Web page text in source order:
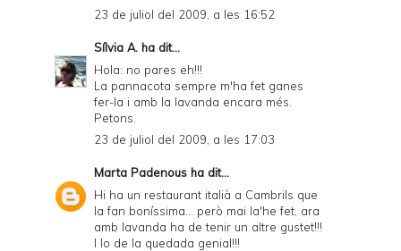
23 de juliol del 2009, a les 16:52
Sílvia A. ha dit...
Hola: no pares eh!!!
La pannacota sempre m'ha fet ganes
fer-la i amb la lavanda encara més.
Petons.
23 de juliol del 2009, a les 17:03
Marta Padenous ha dit...
Hi ha un restaurant italià a Cambrils que
la fan boníssima... però mai la'he fet, ara
amb lavanda ha de tenir un altre gustet!!!
I lo de la quedada genial!!!